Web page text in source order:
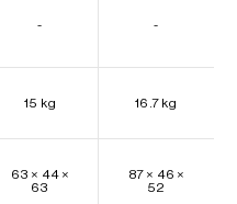
- -
15 kg 16.7 kg
63 × 44 ×
63
87 × 46 ×
52